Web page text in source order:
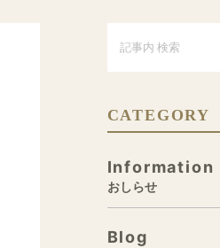
CATEGORY
Information
おしらせ
Blog